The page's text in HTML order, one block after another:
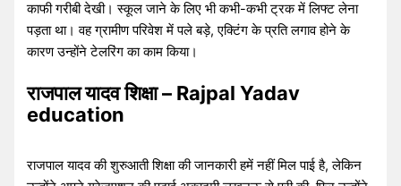
काफी गरीबी देखी। स्कूल जाने के लिए भी कभी-कभी ट्रक में लिफ्ट लेना
पड़ता था। वह ग्रामीण परिवेश में पले बड़े, एक्टिंग के प्रति लगाव होने के
कारण उन्होंने टेलरिंग का काम किया।
राजपाल यादव शिक्षा – Rajpal Yadav
education
राजपाल यादव की शुरुआती शिक्षा की जानकारी हमें नहीं मिल पाई है, लेकिन